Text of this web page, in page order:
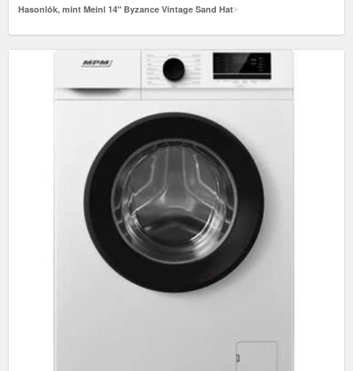
Hasonlók, mint Meinl 14" Byzance Vintage Sand Hat